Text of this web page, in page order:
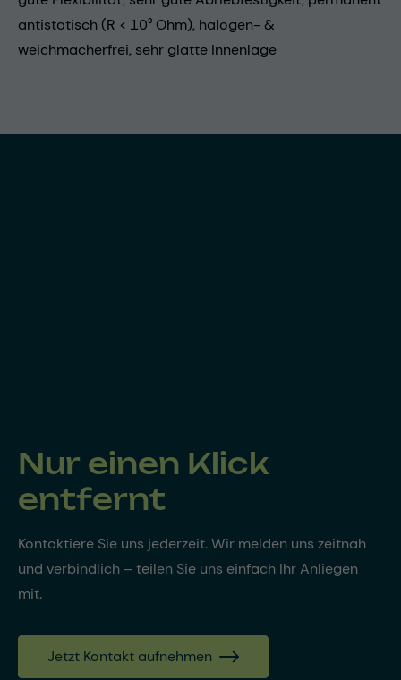
antistatisch (R < 10⁹ Ohm), halogen- &
weichmacherfrei, sehr glatte Innenlage
Nur einen Klick
entfernt
Kontaktiere Sie uns jederzeit. Wir melden uns zeitnah
und verbindlich – teilen Sie uns einfach Ihr Anliegen
mit.
Jetzt Kontakt aufnehmen